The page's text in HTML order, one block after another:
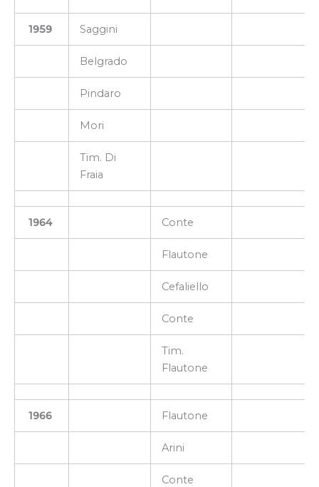
1959 Saggini
Belgrado
Pindaro
Mori
Tim. Di
Fraia
1964 Conte
Flautone
Cefaliello
Conte
Tim.
Flautone
1966 Flautone
Arini
Conte